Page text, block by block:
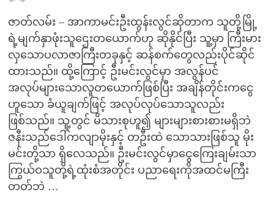
ဇာတ်လမ်း – အာကာမင်းဦးထွန်းလွင်ဆိုတာက သူတို့မြို့
ရဲ့မျက်နှာဖုံးသူဌေးတယောက်ဟု ဆိုနိုင်ပြီး သူ့မှာ ကြီးမား
လှသောပလာဇာကြီးတခုနှင့် ဆန်စက်တွေလည်းပိုင်ဆိုင်
ထားသည်။ ထို့ကြောင့် ဦးမင်းလွင်မှာ အလွန်ပင်
အလုပ်များသောလူတယောက်ဖြစ်ပြီး အချိန်တိုင်းကငွေ
ဟူသော ခံယူချက်ဖြင့် အလုပ်လုပ်သောသူလည်း
ဖြစ်သည်။ သူ့တွင် မိသားစုဟူ၍ များများစားစားမရှိဘဲ
ဇနီးသည်ဒေါ်ကလျာမိုးနှင့် တဦးထဲ သောသားဖြစ်သူ မိုး
မင်းတို့သာ ရှိလေသည်။ ဦးမင်းလွင်မှာငွေကြေးချမ်းသာ
ကြွယ်ဝသူတို့ရဲ့ထုံးစံအတိုင်း ပညာရေးကိုအထင်မကြီး
တတ်ဘဲ …